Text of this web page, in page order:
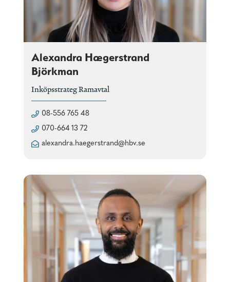
Alexandra Hægerstrand
Björkman
Inköpsstrateg Ramavtal
08-556 765 48
070-664 13 72
alexandra.haegerstrand@hbv.se